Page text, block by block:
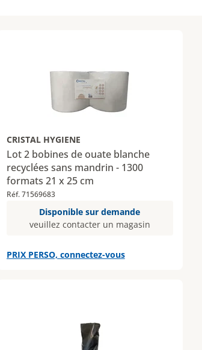
CRISTAL HYGIENE
Lot 2 bobines de ouate blanche
recyclées sans mandrin - 1300
formats 21 x 25 cm
Réf. 71569683
Disponible sur demande
veuillez contacter un magasin
PRIX PERSO, connectez-vous